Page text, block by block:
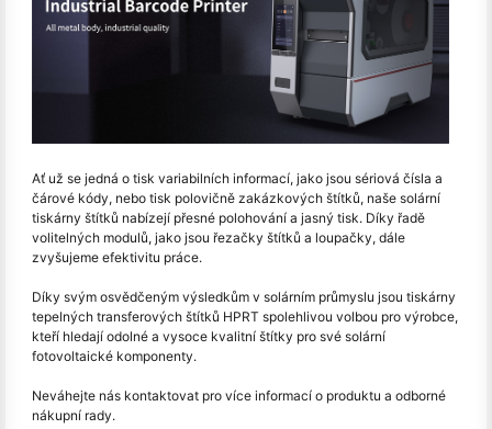
Ať už se jedná o tisk variabilních informací, jako jsou sériová čísla a
čárové kódy, nebo tisk polovičně zakázkových štítků, naše solární
tiskárny štítků nabízejí přesné polohování a jasný tisk. Díky řadě
volitelných modulů, jako jsou řezačky štítků a loupačky, dále
zvyšujeme efektivitu práce.
Díky svým osvědčeným výsledkům v solárním průmyslu jsou tiskárny
tepelných transferových štítků HPRT spolehlivou volbou pro výrobce,
kteří hledají odolné a vysoce kvalitní štítky pro své solární
fotovoltaické komponenty.
Neváhejte nás kontaktovat pro více informací o produktu a odborné
nákupní rady.